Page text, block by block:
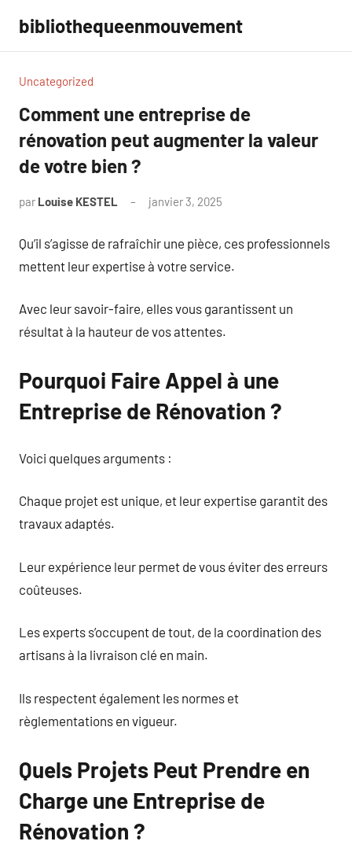
contenu
bibliothequeenmouvement
Uncategorized
Comment une entreprise de
rénovation peut augmenter la valeur
de votre bien ?
par Louise KESTEL janvier 3, 2025
Qu’il s’agisse de rafraîchir une pièce, ces professionnels
mettent leur expertise à votre service.
Avec leur savoir-faire, elles vous garantissent un
résultat à la hauteur de vos attentes.
Pourquoi Faire Appel à une
Entreprise de Rénovation ?
Voici quelques arguments :
Chaque projet est unique, et leur expertise garantit des
travaux adaptés.
Leur expérience leur permet de vous éviter des erreurs
coûteuses.
Les experts s’occupent de tout, de la coordination des
artisans à la livraison clé en main.
Ils respectent également les normes et
règlementations en vigueur.
Quels Projets Peut Prendre en
Charge une Entreprise de
Rénovation ?